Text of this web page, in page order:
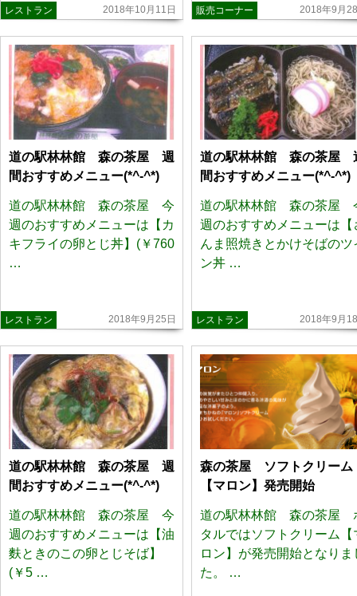
2018年10月11日
レストラン 2018年9月
販売コーナー
道の駅林林館 森の茶屋 週
間おすすめメニュー(*^-^*)
道の駅林林館 森の茶屋 今
週のおすすめメニューは【カ
キフライの卵とじ丼】(￥760
…
2018年9月25日
レストラン
道の駅林林館 森の茶屋
間おすすめメニュー(*^-^*)
道の駅林林館 森の茶屋
週のおすすめメニューは【
んま照焼きとかけそばのツ
ン丼 …
2018年9月
レストラン
道の駅林林館 森の茶屋 週
間おすすめメニュー(*^-^*)
道の駅林林館 森の茶屋 今
週のおすすめメニューは【油
麩ときのこの卵とじそば】
(￥5 …
森の茶屋 ソフトクリーム
【マロン】発売開始
道の駅林林館 森の茶屋
タルではソフトクリーム【
ロン】が発売開始となりま
た。 …